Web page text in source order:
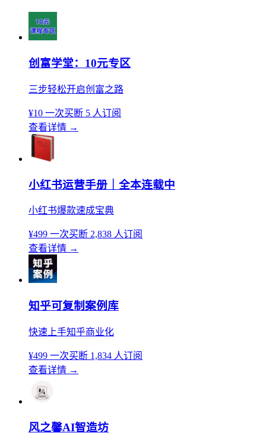
创富学堂：10元专区
三步轻松开启创富之路
¥10 一次买断 5 人订阅
查看详情 →
小红书运营手册｜全本连载中
小红书爆款速成宝典
¥499 一次买断 2,838 人订阅
查看详情 →
知乎可复制案例库
快速上手知乎商业化
¥499 一次买断 1,834 人订阅
查看详情 →
风之馨AI智造坊